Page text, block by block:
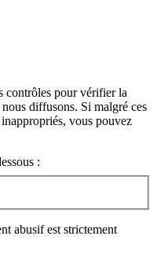
contrôles pour vérifier la
diffusons. Si malgré ces
vous pouvez
:
abusif est strictement